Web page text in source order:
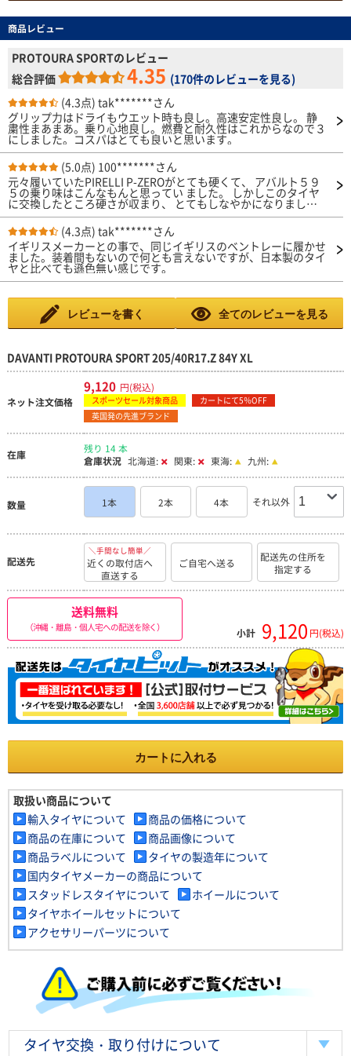
商品レビュー
PROTOURA SPORTのレビュー
総合評価
4.35 (170件のレビューを見る)
(4.3点) tak*******さん
グリップ力はドライもウエット時も良し。高速安定性良し。 静
粛性まあまあ。乗り心地良し。燃費と耐久性はこれからなので３
にしました。コスパはとても良いと思います。
(5.0点) 100*******さん
元々履いていたPIRELLI P-ZEROがとても硬くて、 アバルト５９
５の乗り味はこんなもんと思ってい ました。 しかしこのタイヤ
に交換したところ硬さが収まり、 とてもしなやかになりまし
た。合わせてロードノイ ズも減りこれまでの印象が大きく変わ
りました。 攻めた乗り方をするわけではないので、新しいタイ
ヤのこの乗り味は大歓迎。 特に長距離や高速では快適にドライ
ブができるよう になりました。
(4.3点) tak*******さん
イギリスメーカーとの事で、同じイギリスのベントレーに履かせ
ました。装着間もないので何とも言えないですが、日本製のタイ
ヤと比べても遜色無い感じです。
レビューを書く 全てのレビューを見る
DAVANTI PROTOURA SPORT 205/40R17.Z 84Y XL
ネット注文価格
9,120 円(税込)
スポーツセール対象商品
カートにて5％OFF
英国発の先進ブランド
在庫
残り 14 本
倉庫状況 北海道: 関東: 東海: 九州:
数量 1本 2本 4本 それ以外
配送先
＼手間なし簡単／
近くの取付店へ
直送する
ご自宅へ送る
配送先の住所を
指定する
送料無料
（沖縄・離島・個人宅への配送を除く） 小計 9,120 円(税込)
カートに入れる
取扱い商品について
輸入タイヤについて
商品の価格について
商品の在庫について
商品画像について
商品ラベルについて
タイヤの製造年について
国内タイヤメーカーの商品について
スタッドレスタイヤについて
ホイールについて
タイヤホイールセットについて
アクセサリーパーツについて
タイヤ交換・取り付けについて